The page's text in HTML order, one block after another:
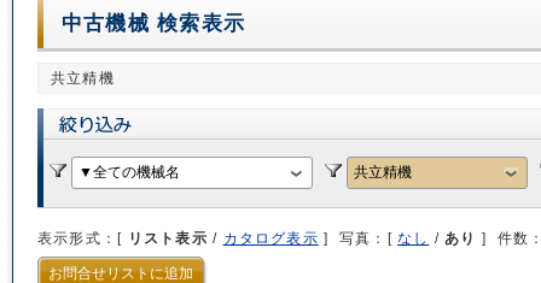
中古機械 検索表示
共立精機
表示形式：[ リスト表示 / カタログ表示 ] 写真：[ なし / あり ] 件数
お問合せリストに追加